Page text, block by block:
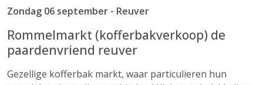
Zondag 06 september - Reuver
Rommelmarkt (kofferbakverkoop) de
paardenvriend reuver
Gezellige kofferbak markt, waar particulieren hun